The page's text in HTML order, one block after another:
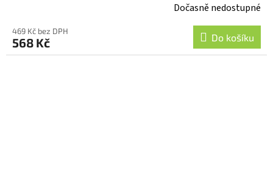
Dočasně nedostupné
469 Kč bez DPH
568 Kč Do košíku